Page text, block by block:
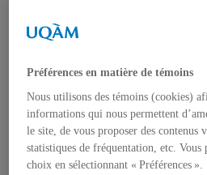
Juste RAJAONSON
Notre équipe
PUBLICATIONS
Événements
COLLOQUE VILLES
INCLUSIFS
RÉFLEXIONS À
VILLES ET
Préférences en matière de témoins
Nous utilisons des témoins (cookies)
informations qui nous permettent
le site, de vous proposer des contenus
statistiques de fréquentation, etc. Vous
choix en sélectionnant « Préférences ».